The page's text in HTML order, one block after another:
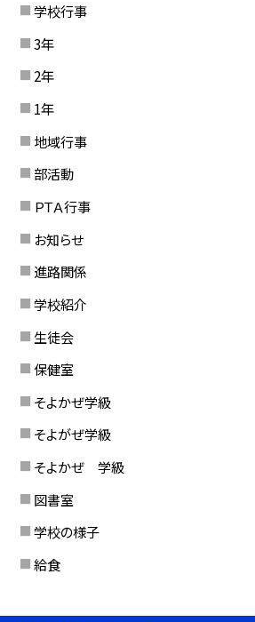
学校行事
3年
2年
1年
地域行事
部活動
ＰＴＡ行事
お知らせ
進路関係
学校紹介
生徒会
保健室
そよかぜ学級
そよがぜ学級
そよかぜ 学級
図書室
学校の様子
給食